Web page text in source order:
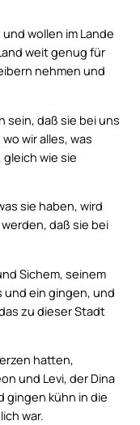
wollen im Lande
weit genug für
nehmen und
sein, daß sie bei uns
wir alles, was
wie sie
sie haben, wird
daß sie bei
Sichem, seinem
und ein gingen, und
zu dieser Stadt
hatten,
und Levi, der Dina
gingen kühn in die
war.